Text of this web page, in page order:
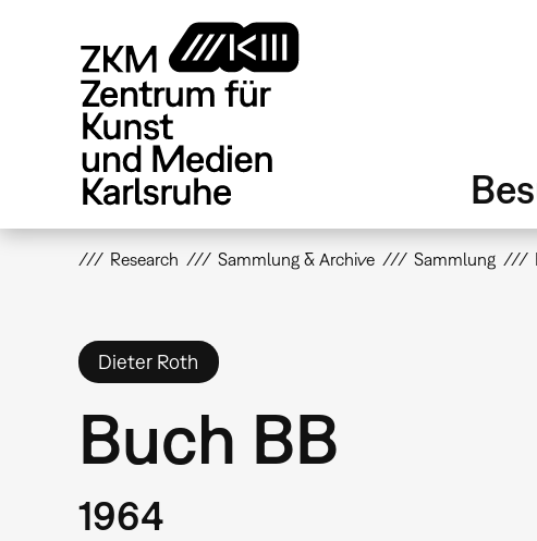
Research Sammlung & Archive Sammlung
Dieter Roth
Buch BB
1964